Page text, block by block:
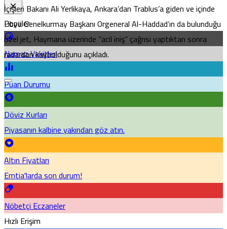
Popüler
Namaz Vakitleri
Puan Durumu
Döviz Kurları
Piyasanın kalbine yakından göz atın.
Altın Fiyatları
Emtia'larda son durum!
Nöbetçi Eczaneler
Hızlı Erişim
İçişleri Bakanı Ali Yerlikaya, Ankara’dan Trablus’a giden ve içinde
Libya Genelkurmay Başkanı Orgeneral Al-Haddad’ın da bulunduğu
özel jet, Haymana üzerinde “acil iniş” çağrısı yaptıktan sonra
radardan kaybolduğunu açıkladı.